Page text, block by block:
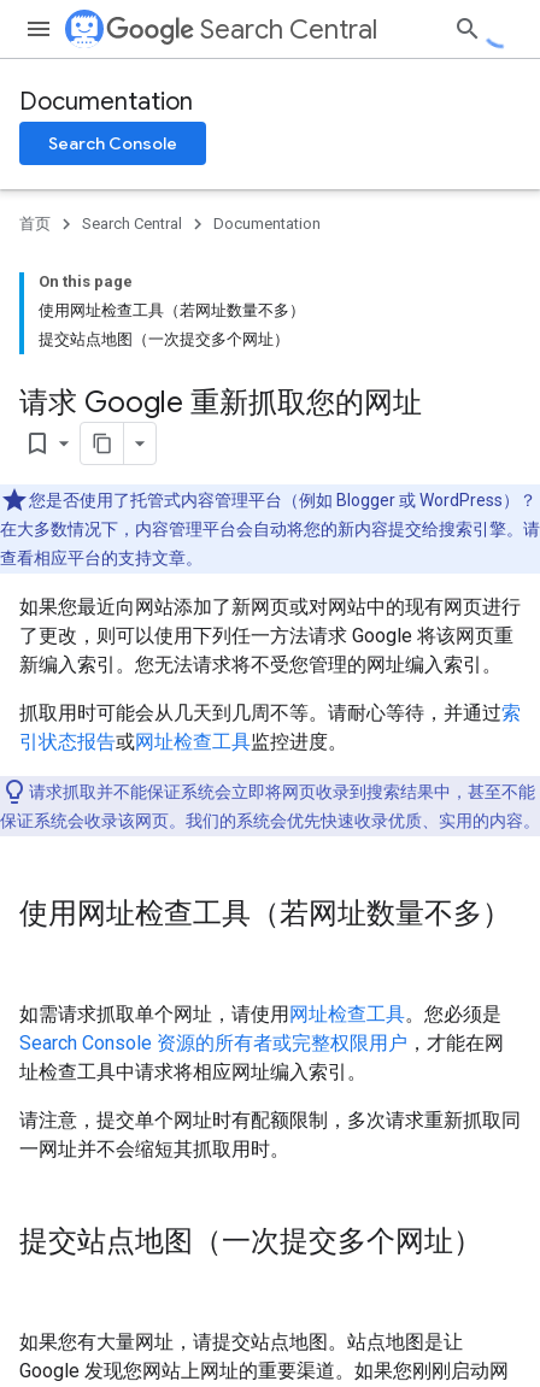
Search Central
Documentation
Search Console
首页 Search Central Documentation
On this page
使用网址检查工具（若网址数量不多）
提交站点地图（一次提交多个网址）
请求 Google 重新抓取您的网址
bookmark_border
您是否使用了托管式内容管理平台（例如 Blogger 或 WordPress）？
在大多数情况下，内容管理平台会自动将您的新内容提交给搜索引擎。请
查看相应平台的支持文章。
如果您最近向网站添加了新网页或对网站中的现有网页进行
了更改，则可以使用下列任一方法请求 Google 将该网页重
新编入索引。您无法请求将不受您管理的网址编入索引。
抓取用时可能会从几天到几周不等。请耐心等待，并通过索
引状态报告或网址检查工具监控进度。
请求抓取并不能保证系统会立即将网页收录到搜索结果中，甚至不能
保证系统会收录该网页。我们的系统会优先快速收录优质、实用的内容。
使用网址检查工具（若网址数量不多）
如需请求抓取单个网址，请使用网址检查工具。您必须是
Search Console 资源的所有者或完整权限用户 ，才能在网
址检查工具中请求将相应网址编入索引。
请注意，提交单个网址时有配额限制，多次请求重新抓取同
一网址并不会缩短其抓取用时。
提交站点地图（一次提交多个网址）
如果您有大量网址，请提交站点地图。站点地图是让
Google 发现您网站上网址的重要渠道。如果您刚刚启动网